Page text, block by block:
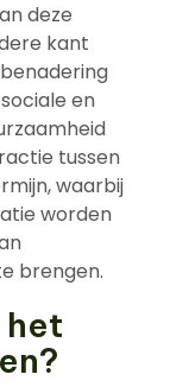
deze
kant
en
tussen
waarbij
worden
brengen.
het